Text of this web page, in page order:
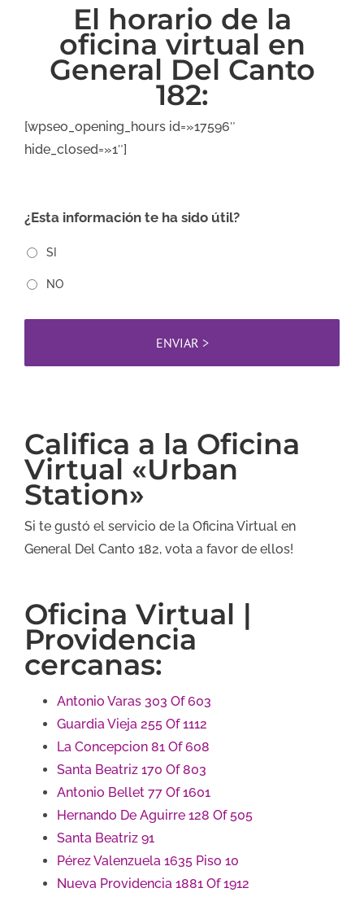
El horario de la
oficina virtual en
General Del Canto
182:
[wpseo_opening_hours id=»17596″
hide_closed=»1″]
¿Esta información te ha sido útil?
SI
NO
Califica a la Oficina
Virtual «Urban
Station»
Si te gustó el servicio de la Oficina Virtual en
General Del Canto 182, vota a favor de ellos!
Oficina Virtual |
Providencia
cercanas:
Antonio Varas 303 Of 603
Guardia Vieja 255 Of 1112
La Concepcion 81 Of 608
Santa Beatriz 170 Of 803
Antonio Bellet 77 Of 1601
Hernando De Aguirre 128 Of 505
Santa Beatriz 91
Pérez Valenzuela 1635 Piso 10
Nueva Providencia 1881 Of 1912